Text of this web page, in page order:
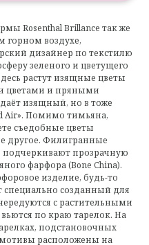
Rosenthal Brillance так же
горном воздухе,
дизайнер по текстилю
зеленого и цветущего
растут изящные цветы
цветами и пряными
изящный, но в тоже
Air». Помимо тимьяна,
съедобные цветы
другое. Филигранные
подчеркивают прозрачную
фарфора (Bone China).
изделие, будь-то
созданный для
с растительными
по краю тарелок. На
подстановочных
расположены на